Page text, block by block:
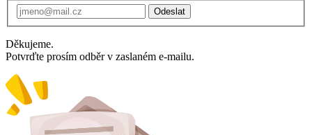
Odeslat
Děkujeme.
Potvrďte prosím odběr v zaslaném e-mailu.